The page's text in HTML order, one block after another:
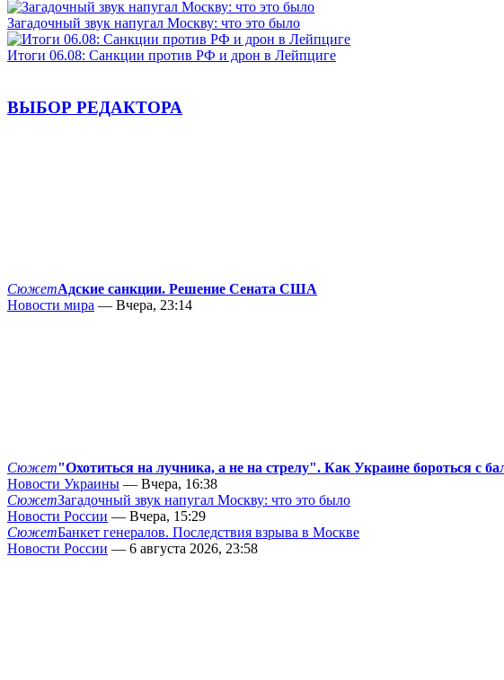
Загадочный звук напугал Москву: что это было
Итоги 06.08: Санкции против РФ и дрон в Лейпциге
ВЫБОР РЕДАКТОРА
СюжетАдские санкции. Решение Сената США
Новости мира — Вчера, 23:14
Сюжет"Охотиться на лучника, а не на стрелу". Как Украине бороться с
Новости Украины — Вчера, 16:38
СюжетЗагадочный звук напугал Москву: что это было
Новости России — Вчера, 15:29
СюжетБанкет генералов. Последствия взрыва в Москве
Новости России — 6 августа 2026, 23:58